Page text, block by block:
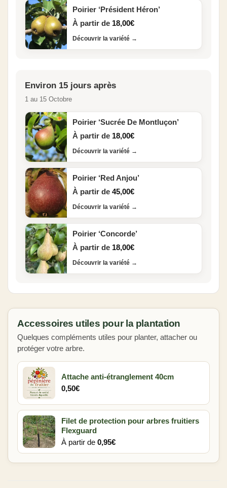
Poirier ‘Président Héron’
À partir de 18,00€
Découvrir la variété →
Environ 15 jours après
1 au 15 Octobre
Poirier ‘Sucrée De Montluçon’
À partir de 18,00€
Découvrir la variété →
Poirier ‘Red Anjou’
À partir de 45,00€
Découvrir la variété →
Poirier ‘Concorde’
À partir de 18,00€
Découvrir la variété →
Accessoires utiles pour la plantation
Quelques compléments utiles pour planter, attacher ou
protéger votre arbre.
Attache anti-étranglement 40cm
0,50€
Filet de protection pour arbres fruitiers
Flexguard
À partir de 0,95€